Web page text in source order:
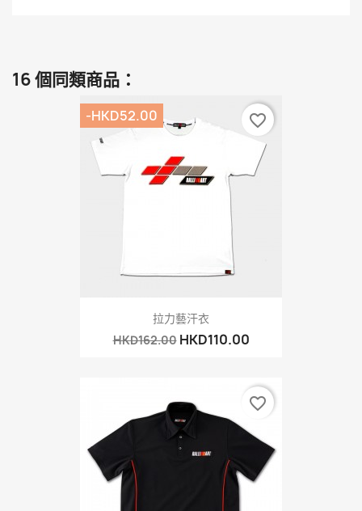
16 個同類商品：
拉力藝汗衣
HKD162.00 HKD110.00
-HKD52.00 favorite_border
favorite_border